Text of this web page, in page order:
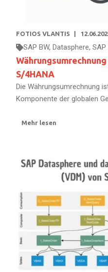
FOTIOS VLANTIS
SAP BW, Datasphere, SAP
S/4HANA
Die Währungsumrechnung
Komponente der globalen
Mehr lesen